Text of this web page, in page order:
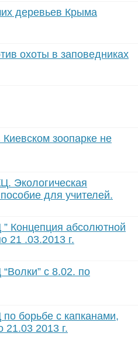
деревьев Крыма
охоты в заповедниках
зоопарке не
Экологическая
для учителей.
Концепция абсолютной
21 .03.2013 г.
с 8.02. по
борьбе с капканами,
21.03 2013 г.